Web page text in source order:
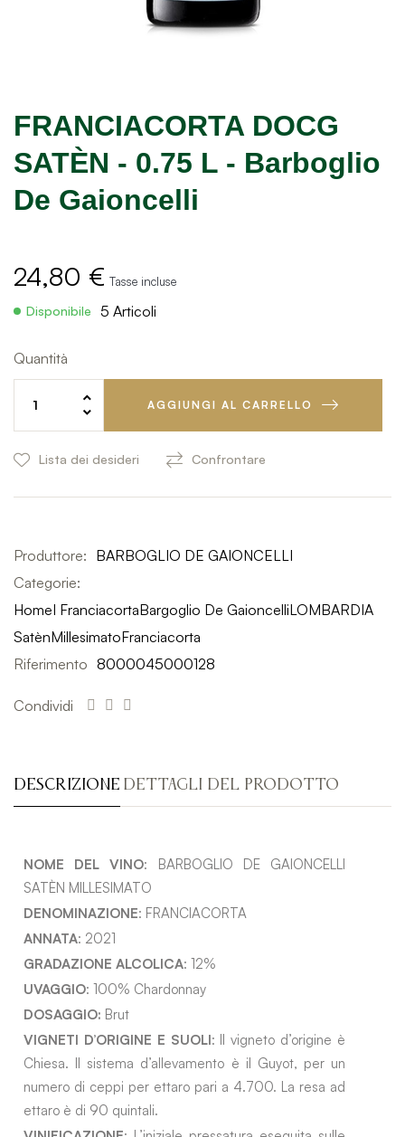
FRANCIACORTA DOCG
SATÈN - 0.75 L - Barboglio
De Gaioncelli
24,80 € Tasse incluse
Disponibile 5 Articoli
Quantità
AGGIUNGI AL CARRELLO
Lista dei desideri Confrontare
Produttore: BARBOGLIO DE GAIONCELLI
Categorie:
HomeI FranciacortaBargoglio De GaioncelliLOMBARDIA
SatènMillesimatoFranciacorta
Riferimento 8000045000128
Condividi
DESCRIZIONE DETTAGLI DEL PRODOTTO
NOME DEL VINO: BARBOGLIO DE GAIONCELLI
SATÈN MILLESIMATO
DENOMINAZIONE: FRANCIACORTA
ANNATA: 2021
GRADAZIONE ALCOLICA: 12%
UVAGGIO: 100% Chardonnay
DOSAGGIO: Brut
VIGNETI D’ORIGINE E SUOLI: Il vigneto d’origine è
Chiesa. Il sistema d’allevamento è il Guyot, per un
numero di ceppi per ettaro pari a 4.700. La resa ad
ettaro è di 90 quintali.